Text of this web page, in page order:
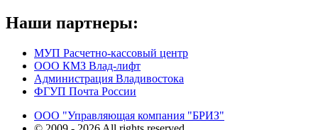
Наши партнеры:
МУП Расчетно-кассовый центр
ООО КМЗ Влад-лифт
Администрация Владивостока
ФГУП Почта России
ООО "Управляющая компания "БРИЗ"